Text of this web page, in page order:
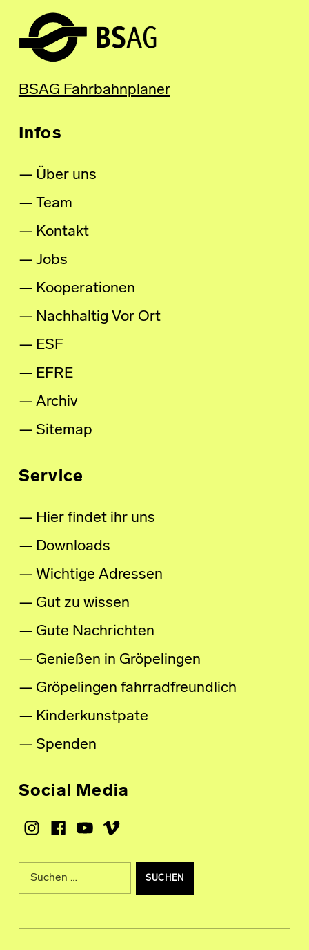
BSAG Fahrbahnplaner
Infos
Über uns
Team
Kontakt
Jobs
Kooperationen
Nachhaltig Vor Ort
ESF
EFRE
Archiv
Sitemap
Service
Hier findet ihr uns
Downloads
Wichtige Adressen
Gut zu wissen
Gute Nachrichten
Genießen in Gröpelingen
Gröpelingen fahrradfreundlich
Kinderkunstpate
Spenden
Social Media
Instagram
Facebook
Youtube
Vimeo
Suche nach: